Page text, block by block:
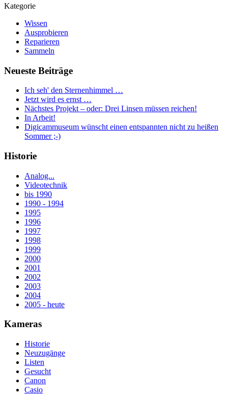
Kategorie
Wissen
Ausprobieren
Reparieren
Sammeln
Neueste Beiträge
Ich seh' den Sternenhimmel …
Jetzt wird es ernst …
Nächstes Projekt – oder: Drei Linsen müssen reichen!
In Arbeit!
Digicammuseum wünscht einen entspannten nicht zu heißen
Sommer ;-)
Historie
Analog...
Videotechnik
bis 1990
1990 - 1994
1995
1996
1997
1998
1999
2000
2001
2002
2003
2004
2005 - heute
Kameras
Historie
Neuzugänge
Listen
Gesucht
Canon
Casio